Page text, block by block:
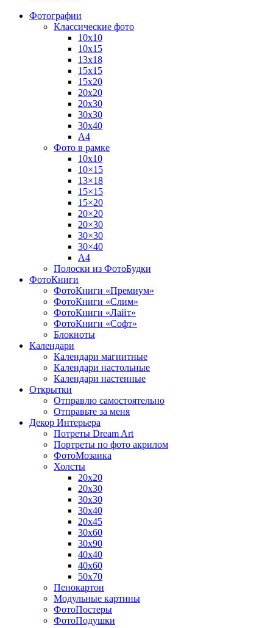
Фотографии
Классические фото
10х10
10х15
13х18
15х15
15х20
20х20
20х30
30х30
30х40
А4
Фото в рамке
10х10
10×15
13×18
15×15
15×20
20×20
20×30
30×30
30×40
A4
Полоски из ФотоБудки
ФотоКниги
ФотоКниги «Премиум»
ФотоКниги «Слим»
ФотоКниги «Лайт»
ФотоКниги «Софт»
Блокноты
Календари
Календари магнитные
Календари настольные
Календари настенные
Открытки
Отправлю самостоятельно
Отправьте за меня
Декор Интерьера
Потреты Dream Art
Портреты по фото акрилом
ФотоМозаика
Холсты
20х20
20х30
30х30
30х40
20х45
30х60
30х90
40х40
40х60
50х70
Пенокартон
Модульные картины
ФотоПостеры
ФотоПодушки